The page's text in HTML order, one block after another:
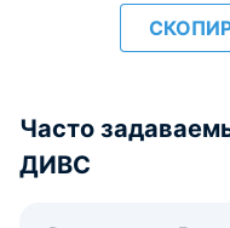
Часто
ДИВС